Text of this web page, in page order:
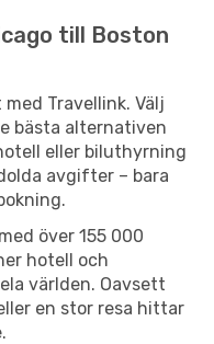
till Boston
Travellink. Välj
bästa alternativen
eller biluthyrning
avgifter – bara
över 155 000
hotell och
världen. Oavsett
en stor resa hittar